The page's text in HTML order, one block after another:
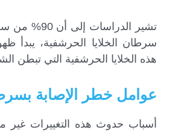
تشير الدراسات
سرطان الخلايا الحرشفية، يبدأ
هذه الخلايا الحرشفية التي تبطن
عوامل خطر الإصابة
أسباب حدوث هذه التغييرات غير